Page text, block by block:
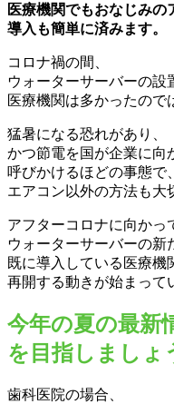
医療機関でもおなじみの
導入も簡単に済みます。
コロナ禍の間、
ウォーターサーバーの設
医療機関は多かったので
猛暑になる恐れがあり、
かつ節電を国が企業に向
呼びかけるほどの事態で、
エアコン以外の方法も大
アフターコロナに向かっ
ウォーターサーバーの新
既に導入している医療機
再開する動きが始まって
今年の夏の最新
を目指しましょ
歯科医院の場合、